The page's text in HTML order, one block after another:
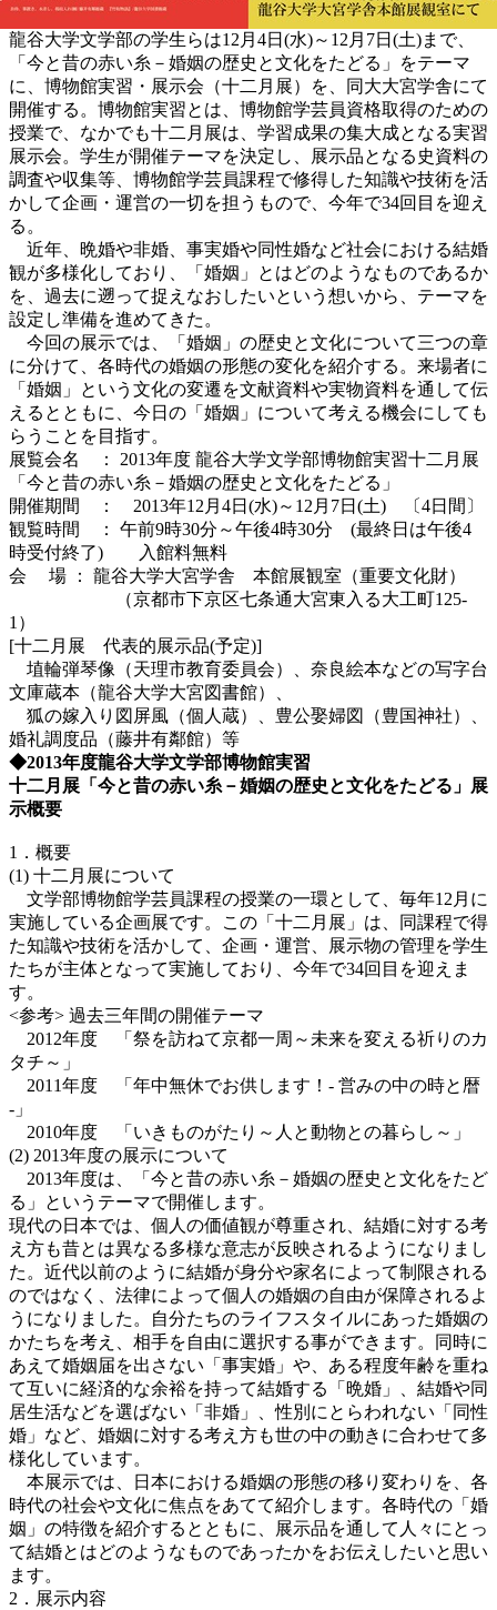
龍谷大学文学部の学生らは12月4日(水)～12月7日(土)まで、
「今と昔の赤い糸－婚姻の歴史と文化をたどる」をテーマ
に、博物館実習・展示会（十二月展）を、同大大宮学舎にて
開催する。博物館実習とは、博物館学芸員資格取得のための
授業で、なかでも十二月展は、学習成果の集大成となる実習
展示会。学生が開催テーマを決定し、展示品となる史資料の
調査や収集等、博物館学芸員課程で修得した知識や技術を活
かして企画・運営の一切を担うもので、今年で34回目を迎え
る。
近年、晩婚や非婚、事実婚や同性婚など社会における結婚
観が多様化しており、「婚姻」とはどのようなものであるか
を、過去に遡って捉えなおしたいという想いから、テーマを
設定し準備を進めてきた。
今回の展示では、「婚姻」の歴史と文化について三つの章
に分けて、各時代の婚姻の形態の変化を紹介する。来場者に
「婚姻」という文化の変遷を文献資料や実物資料を通して伝
えるとともに、今日の「婚姻」について考える機会にしても
らうことを目指す。
展覧会名 ： 2013年度 龍谷大学文学部博物館実習十二月展
「今と昔の赤い糸－婚姻の歴史と文化をたどる」
開催期間 ： 2013年12月4日(水)～12月7日(土) 〔4日間〕
観覧時間 ： 午前9時30分～午後4時30分 (最終日は午後4
時受付終了) 入館料無料
会 場 ： 龍谷大学大宮学舎 本館展観室（重要文化財）
（京都市下京区七条通大宮東入る大工町125-
1）
[十二月展 代表的展示品(予定)]
埴輪弾琴像（天理市教育委員会）、奈良絵本などの写字台
文庫蔵本（龍谷大学大宮図書館）、
狐の嫁入り図屏風（個人蔵）、豊公娶婦図（豊国神社）、
婚礼調度品（藤井有鄰館）等
◆2013年度龍谷大学文学部博物館実習
十二月展「今と昔の赤い糸－婚姻の歴史と文化をたどる」展
示概要
1．概要
(1) 十二月展について
文学部博物館学芸員課程の授業の一環として、毎年12月に
実施している企画展です。この「十二月展」は、同課程で得
た知識や技術を活かして、企画・運営、展示物の管理を学生
たちが主体となって実施しており、今年で34回目を迎えま
す。
<参考> 過去三年間の開催テーマ
2012年度 「祭を訪ねて京都一周～未来を変える祈りのカ
タチ～」
2011年度 「年中無休でお供します！- 営みの中の時と暦
-」
2010年度 「いきものがたり～人と動物との暮らし～」
(2) 2013年度の展示について
2013年度は、「今と昔の赤い糸－婚姻の歴史と文化をたど
る」というテーマで開催します。
現代の日本では、個人の価値観が尊重され、結婚に対する考
え方も昔とは異なる多様な意志が反映されるようになりまし
た。近代以前のように結婚が身分や家名によって制限される
のではなく、法律によって個人の婚姻の自由が保障されるよ
うになりました。自分たちのライフスタイルにあった婚姻の
かたちを考え、相手を自由に選択する事ができます。同時に
あえて婚姻届を出さない「事実婚」や、ある程度年齢を重ね
て互いに経済的な余裕を持って結婚する「晩婚」、結婚や同
居生活などを選ばない「非婚」、性別にとらわれない「同性
婚」など、婚姻に対する考え方も世の中の動きに合わせて多
様化しています。
本展示では、日本における婚姻の形態の移り変わりを、各
時代の社会や文化に焦点をあてて紹介します。各時代の「婚
姻」の特徴を紹介するとともに、展示品を通して人々にとっ
て結婚とはどのようなものであったかをお伝えしたいと思い
ます。
2．展示内容